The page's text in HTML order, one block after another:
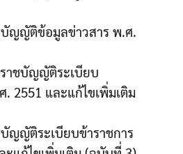
ญญัติข้อมูลข่าวสาร พ.ศ.
าชบัญญัติระเบียบ
2551 และแก้ไขเพิ่มเติม
ญญัติระเบียบข้าราชการ